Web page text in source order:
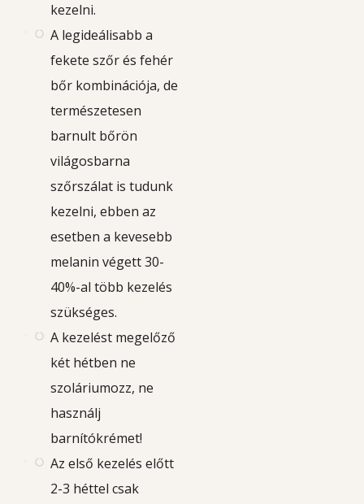
kezelni.
A legideálisabb a
fekete szőr és fehér
bőr kombinációja, de
természetesen
barnult bőrön
világosbarna
szőrszálat is tudunk
kezelni, ebben az
esetben a kevesebb
melanin végett 30-
40%-al több kezelés
szükséges.
A kezelést megelőző
két hétben ne
szoláriumozz, ne
használj
barnítókrémet!
Az első kezelés előtt
2-3 héttel csak